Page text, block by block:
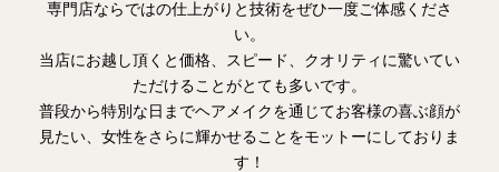
専門店ならではの仕上がりと技術をぜひ一度ご体感くださ
い。
当店にお越し頂くと価格、スピード、クオリティに驚いてい
ただけることがとても多いです。
普段から特別な日までヘアメイクを通じてお客様の喜ぶ顔が
見たい、女性をさらに輝かせることをモットーにしておりま
す！